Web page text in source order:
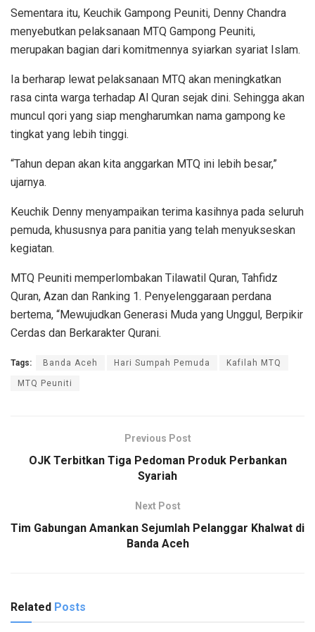
Sementara itu, Keuchik Gampong Peuniti, Denny Chandra
menyebutkan pelaksanaan MTQ Gampong Peuniti,
merupakan bagian dari komitmennya syiarkan syariat Islam.
Ia berharap lewat pelaksanaan MTQ akan meningkatkan
rasa cinta warga terhadap Al Quran sejak dini. Sehingga akan
muncul qori yang siap mengharumkan nama gampong ke
tingkat yang lebih tinggi.
“Tahun depan akan kita anggarkan MTQ ini lebih besar,”
ujarnya.
Keuchik Denny menyampaikan terima kasihnya pada seluruh
pemuda, khususnya para panitia yang telah menyukseskan
kegiatan.
MTQ Peuniti memperlombakan Tilawatil Quran, Tahfidz
Quran, Azan dan Ranking 1. Penyelenggaraan perdana
bertema, “Mewujudkan Generasi Muda yang Unggul, Berpikir
Cerdas dan Berkarakter Qurani.
Tags: Banda Aceh Hari Sumpah Pemuda Kafilah MTQ
MTQ Peuniti
Previous Post
OJK Terbitkan Tiga Pedoman Produk Perbankan
Syariah
Next Post
Tim Gabungan Amankan Sejumlah Pelanggar Khalwat di
Banda Aceh
Related Posts